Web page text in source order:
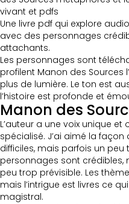
vivant et pdfs
Une livre pdf qui explore
avec des personnages
attachants.
Les personnages sont
profilent Manon des Sources
plus de lumière. Le ton est
l’histoire est profonde et
Manon des
L’auteur a une voix unique
spécialisé. J’ai aimé la
difficiles, mais parfois un
personnages sont crédibles,
peu trop prévisible. Les
mais l’intrigue est livres ce
magistral.